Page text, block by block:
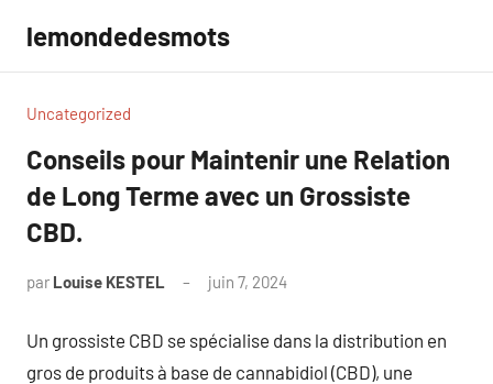
contenu
lemondedesmots
Uncategorized
Conseils pour Maintenir une Relation
de Long Terme avec un Grossiste
CBD.
par Louise KESTEL juin 7, 2024
Un grossiste CBD se spécialise dans la distribution en
gros de produits à base de cannabidiol (CBD), une